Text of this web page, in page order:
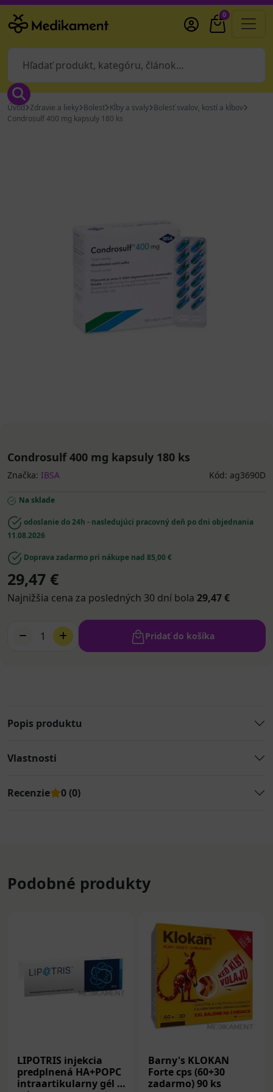
0
Úvod Zdravie a lieky Bolesť Kĺby a svaly Bolesť svalov, kostí a kĺbov
Condrosulf 400 mg kapsuly 180 ks
Condrosulf 400 mg kapsuly 180 ks
Značka: IBSA Kód: ag3690D
Na sklade
odoslanie do 24h - nasledujúci pracovný deň po dni objednania
11.08.2026
Doprava zadarmo pri nákupe nad 85,00 €
29,47 €
Najnižšia cena za posledných 30 dní bola 29,47 €
1 Pridať do košíka
Popis produktu
Vlastnosti
Recenzie 0 (0)
Podobné produkty
LIPOTRIS injekcia
predplnená HA+POPC
intraartikularny gél 2
Barny's KLOKAN
Forte cps (60+30
zadarmo) 90 ks